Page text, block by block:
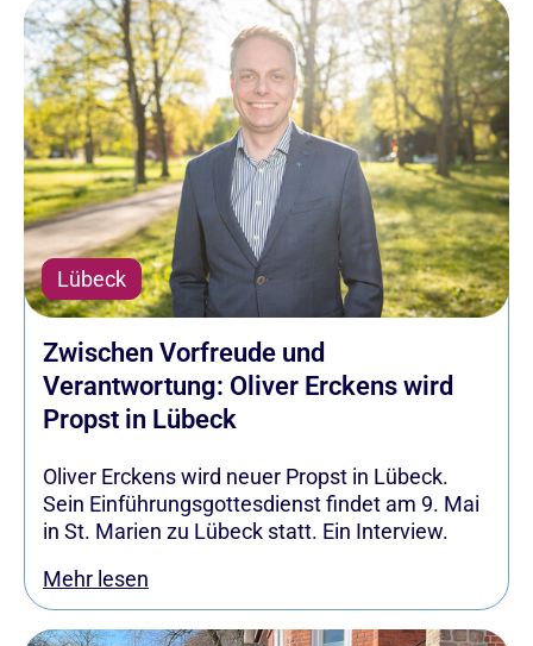
Lübeck
Zwischen Vorfreude und
Verantwortung: Oliver Erckens wird
Propst in Lübeck
Oliver Erckens wird neuer Propst in Lübeck.
Sein Einführungsgottesdienst findet am 9. Mai
in St. Marien zu Lübeck statt. Ein Interview.
Mehr lesen